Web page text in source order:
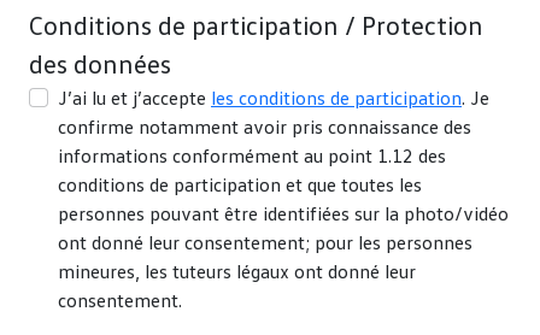
Conditions de participation / Protection
des données
J’ai lu et j’accepte les conditions de participation. Je
confirme notamment avoir pris connaissance des
informations conformément au point 1.12 des
conditions de participation et que toutes les
personnes pouvant être identifiées sur la photo/vidéo
ont donné leur consentement; pour les personnes
mineures, les tuteurs légaux ont donné leur
consentement.